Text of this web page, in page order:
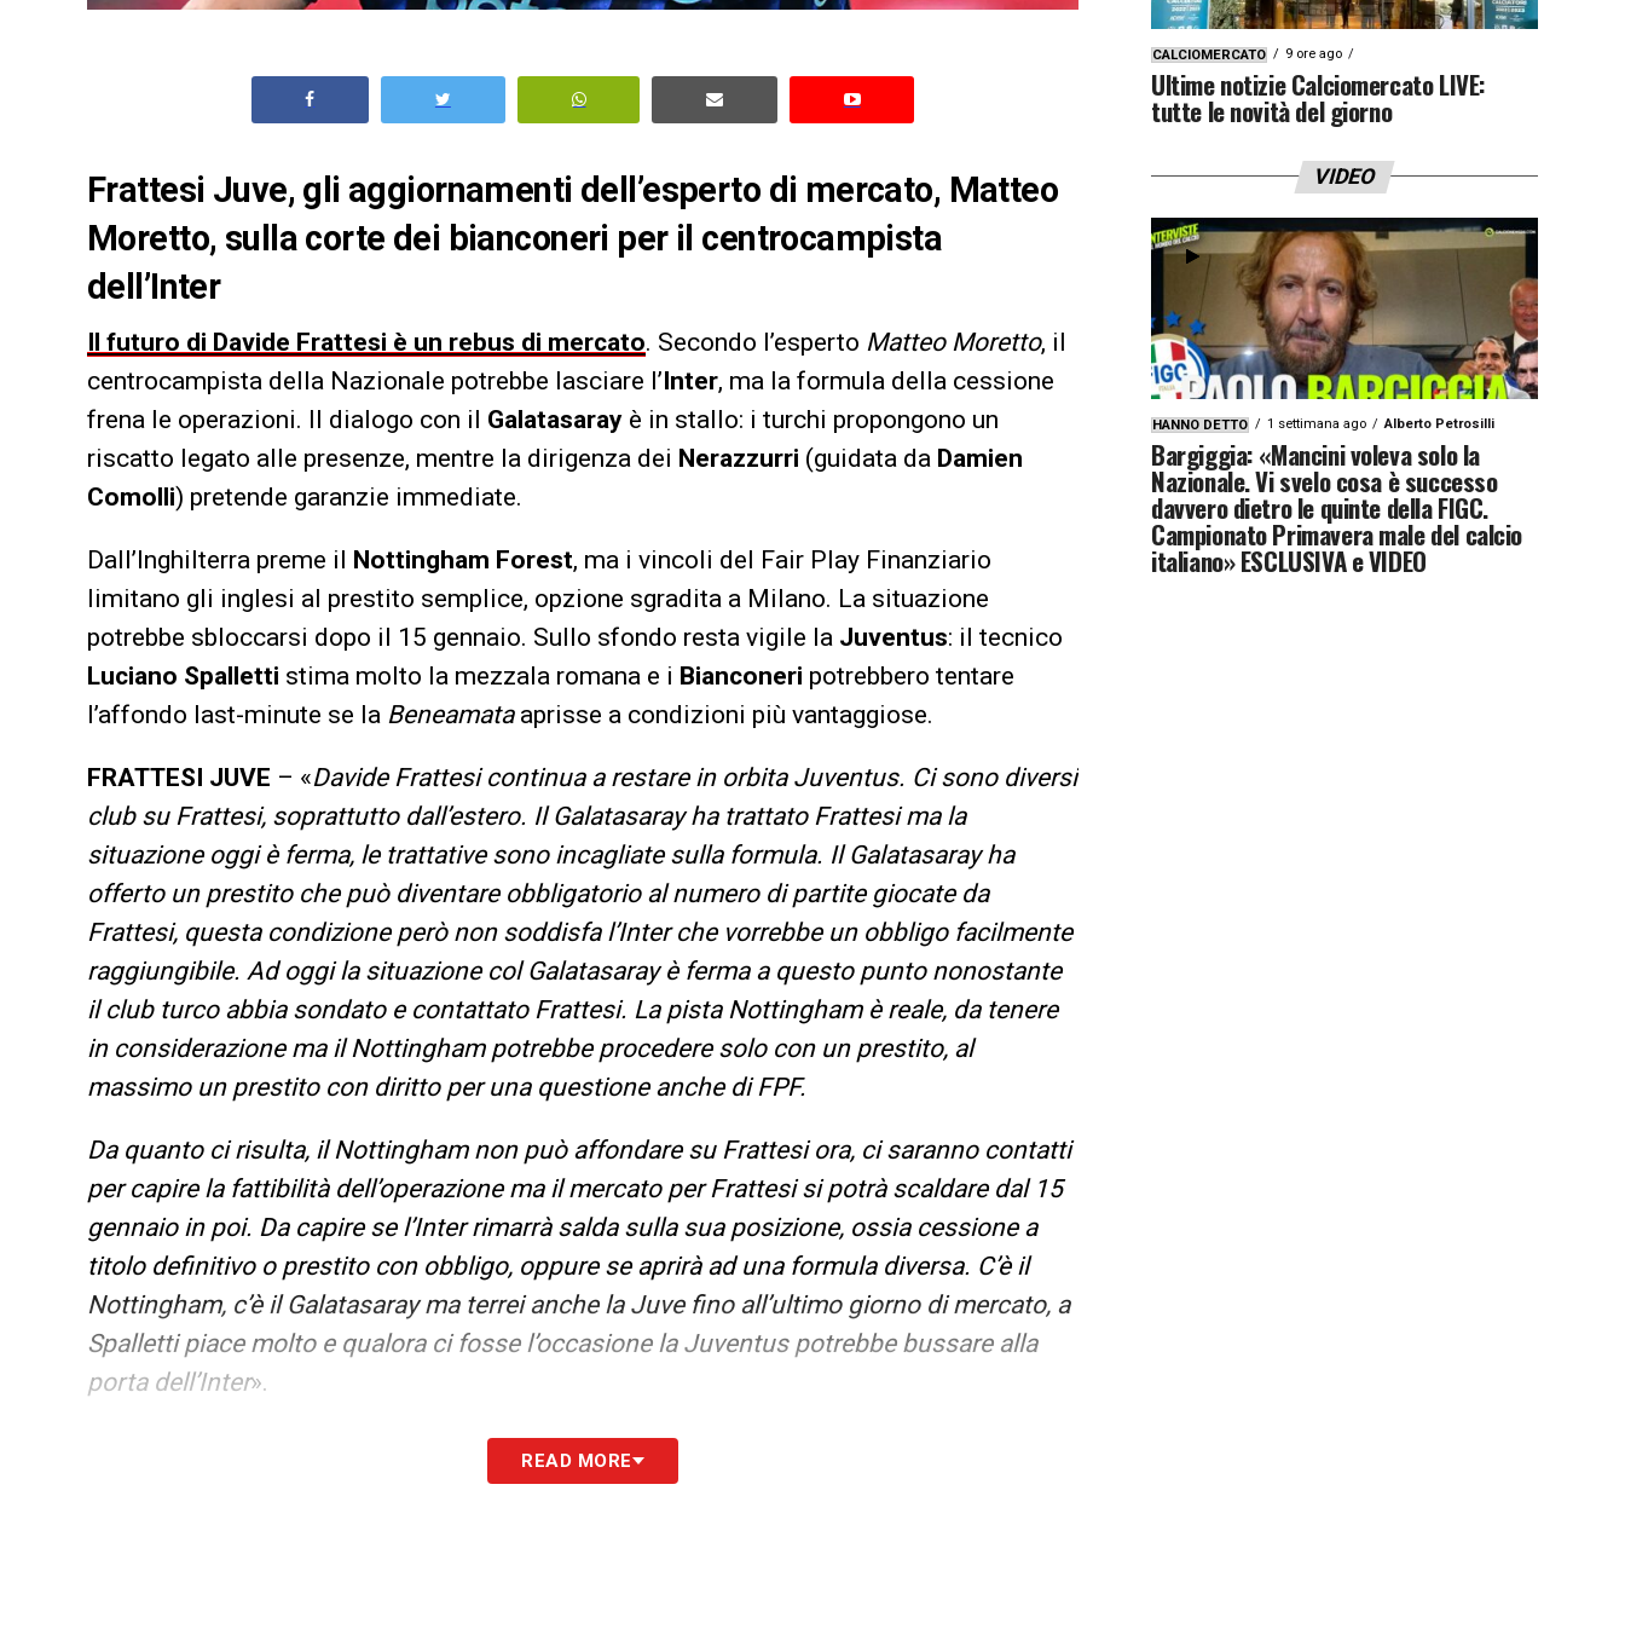
Frattesi Juve, gli aggiornamenti dell’esperto di mercato, Matteo
Moretto, sulla corte dei bianconeri per il centrocampista
dell’Inter
Il futuro di Davide Frattesi è un rebus di mercato. Secondo l’esperto Matteo Moretto, il
centrocampista della Nazionale potrebbe lasciare l’Inter, ma la formula della cessione
frena le operazioni. Il dialogo con il Galatasaray è in stallo: i turchi propongono un
riscatto legato alle presenze, mentre la dirigenza dei Nerazzurri (guidata da Damien
Comolli) pretende garanzie immediate.
Dall’Inghilterra preme il Nottingham Forest, ma i vincoli del Fair Play Finanziario
limitano gli inglesi al prestito semplice, opzione sgradita a Milano. La situazione
potrebbe sbloccarsi dopo il 15 gennaio. Sullo sfondo resta vigile la Juventus: il tecnico
Luciano Spalletti stima molto la mezzala romana e i Bianconeri potrebbero tentare
l’affondo last-minute se la Beneamataaprisse a condizioni più vantaggiose.
FRATTESI JUVE – «Davide Frattesi continua a restare in orbita Juventus. Ci sono diversi
club su Frattesi, soprattutto dall’estero. Il Galatasaray ha trattato Frattesi ma la
situazione oggi è ferma, le trattative sono incagliate sulla formula. Il Galatasaray ha
offerto un prestito che può diventare obbligatorio al numero di partite giocate da
Frattesi, questa condizione però non soddisfa l’Inter che vorrebbe un obbligo facilmente
raggiungibile. Ad oggi la situazione col Galatasaray è ferma a questo punto nonostante
il club turco abbia sondato e contattato Frattesi. La pista Nottingham è reale, da tenere
in considerazione ma il Nottingham potrebbe procedere solo con un prestito, al
massimo un prestito con diritto per una questione anche di FPF.
Da quanto ci risulta, il Nottingham non può affondare su Frattesi ora, ci saranno contatti
per capire la fattibilità dell’operazione ma il mercato per Frattesi si potrà scaldare dal 15
gennaio in poi. Da capire se l’Inter rimarrà salda sulla sua posizione, ossia cessione a
titolo definitivo o prestito con obbligo, oppure se aprirà ad una formula diversa. C’è il
Nottingham, c’è il Galatasaray ma terrei anche la Juve fino all’ultimo giorno di mercato, a
Spalletti piace molto e qualora ci fosse l’occasione la Juventus potrebbe bussare alla
porta dell’Inter».
LA PLAYLIST DELLE NOSTRE TOP NEWSREAD MORE
CALCIOMERCATO 9 ore ago
Ultime notizie Calciomercato LIVE:
tutte le novità del giorno
VIDEO
HANNO DETTO 1 settimana ago Alberto Petrosilli
Bargiggia: «Mancini voleva solo la
Nazionale. Vi svelo cosa è successo
davvero dietro le quinte della FIGC.
Campionato Primavera male del calcio
italiano» ESCLUSIVA e VIDEO